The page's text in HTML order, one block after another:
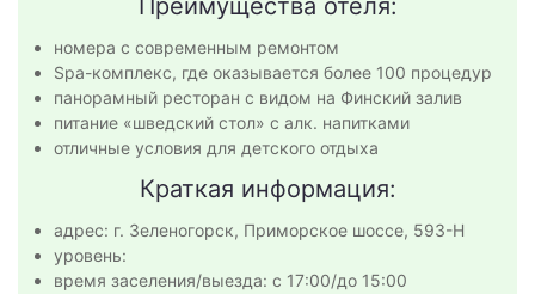
Преимущества отеля:
номера с современным ремонтом
Spa-комплекс, где оказывается более 100 процедур
панорамный ресторан с видом на Финский залив
питание «шведский стол» с алк. напитками
отличные условия для детского отдыха
Краткая информация:
адрес: г. Зеленогорск, Приморское шоссе, 593-Н
уровень:
время заселения/выезда: с 17:00/до 15:00